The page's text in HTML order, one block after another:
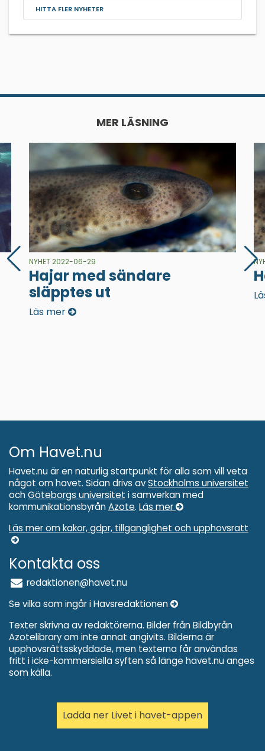
HITTA FLER NYHETER
MER LÄSNING
NYHET 2022-06-29
Hajar med sändare
släpptes ut
Läs mer
Om Havet.nu
Havet.nu är en naturlig startpunkt för alla som vill veta
något om havet. Sidan drivs avStockholms universitet
och Göteborgs universitet i samverkan med
kommunikationsbyrån Azote. Läs mer
Läs mer om kakor, gdpr, tillganglighet och upphovsratt
Kontakta oss
redaktionen@havet.nu
Se vilka som ingår i Havsredaktionen
Texter skrivna av redaktörerna. Bilder från Bildbyrån
Azotelibrary om inte annat angivits. Bilderna är
upphovsrättsskyddade, men texterna får användas
fritt i icke-kommersiella syften så länge havet.nu anges
som källa.
Ladda ner Livet i havet-appen